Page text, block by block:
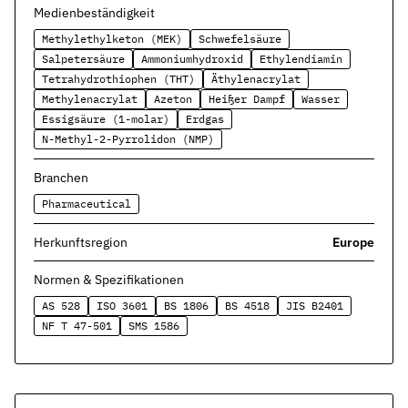
Kontakt
Nehmen Sie Kontakt mit uns auf
Karriere
Ihre Karrieremöglichkeiten bei uns
Downloads
Zertifikate zum Download
Impressum
Rechtliche Informationen zu unserem Unternehmen
AGB
Unsere allgemeinen Geschäftsbedingungen
Datenschutz
Informationen zum Schutz Ihrer Daten
Medienbeständigkeit
Methylethylketon (MEK)
Schwefelsäure
Salpetersäure
Ammoniumhydroxid
Ethylendiamin
Tetrahydrothiophen (THT)
Äthylenacrylat
Methylenacrylat
Azeton Heißer Dampf
Wasser
Essigsäure (1-molar)
Erdgas
N-Methyl-2-Pyrrolidon (NMP)
Branchen
Pharmaceutical
Herkunftsregion Europe
Normen & Spezifikationen
AS 528 ISO 3601 BS 1806 BS 4518
JIS B2401
NF T 47-501
SMS 1586